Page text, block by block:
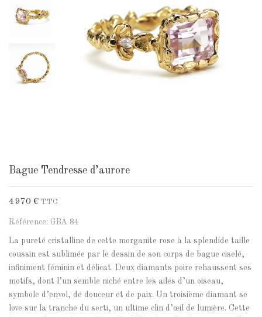
Bague Tendresse d’aurore
4 970 € TTC
Référence: GBA 84
La pureté cristalline de cette morganite rose à la splendide taille
coussin est sublimée par le dessin de son corps de bague ciselé,
infiniment féminin et délicat. Deux diamants poire rehaussent ses
motifs, dont l’un semble niché entre les ailes d’un oiseau,
symbole d’envol, de douceur et de paix. Un troisième diamant se
love sur la tranche du serti, un ultime clin d’œil de lumière. Cette